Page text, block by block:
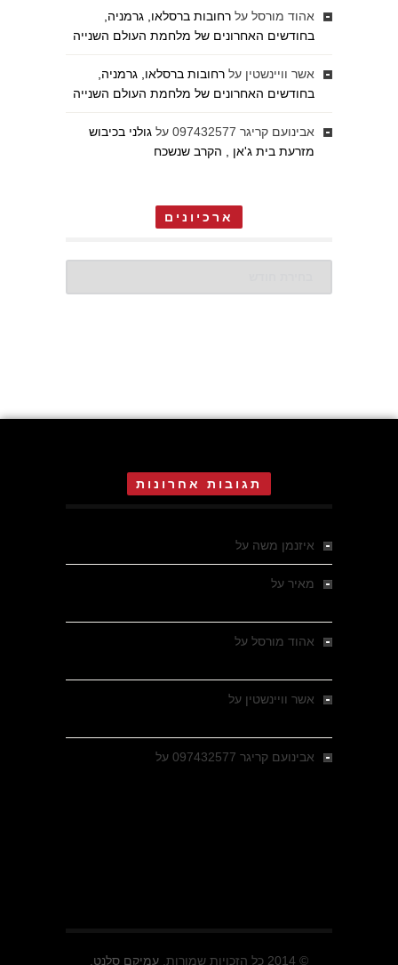
אהוד מורסל על רחובות ברסלאו, גרמניה,
בחודשים האחרונים של מלחמת העולם השנייה
אשר וויינשטין על רחובות ברסלאו, גרמניה,
בחודשים האחרונים של מלחמת העולם השנייה
אבינועם קריגר 097432577 על גולני בכיבוש
מזרעת בית ג'אן , הקרב שנשכח
ארכיונים
תגובות אחרונות
איזנמן משה על
מאיר על
אהוד מורסל על
אשר וויינשטין על
אבינועם קריגר 097432577 על
© 2014 כל הזכויות שמורות. עמיקם סלנט.